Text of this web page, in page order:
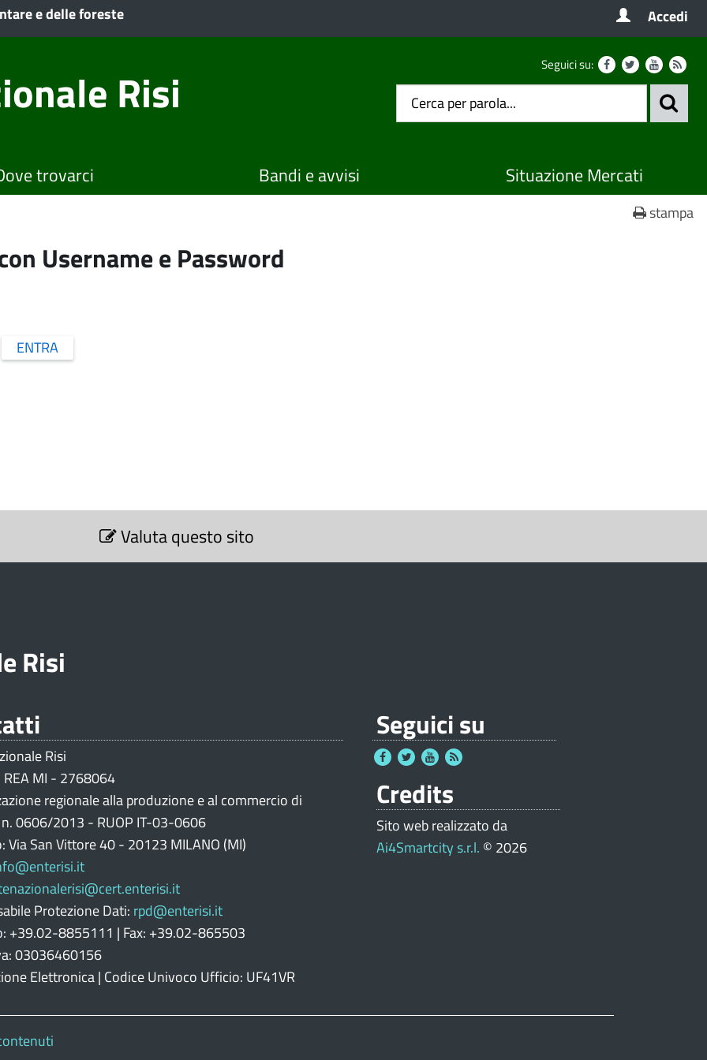
e delle foreste Accedi
Risi Seguici su:
trovarci Bandi e avvisi Situazione Mercati
stampa
Username e Password
ENTRA
Valuta questo sito
Risi
Risi
MI - 2768064
regionale alla produzione e al commercio di
0606/2013 - RUOP IT-03-0606
Via San Vittore 40 - 20123 MILANO (MI)
Protezione Dati: rpd@enterisi.it
+39.02-8855111 | Fax: +39.02-865503
03036460156
Elettronica | Codice Univoco Ufficio: UF41VR
Seguici su
Credits
Sito web realizzato da
Ai4Smartcity s.r.l. © 2026